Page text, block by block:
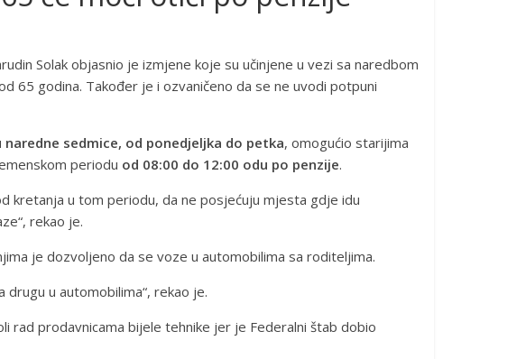
Solak objasnio je izmjene koje su učinjene u vezi sa naredbom
65 godina. Također je i ozvaničeno da se ne uvodi potpuni
sedmice, od ponedjeljka do petka, omogućio starijima
periodu od 08:00 do 12:00 odu po penzije.
kretanja u tom periodu, da ne posjećuju mjesta gdje idu
rekao je.
je dozvoljeno da se voze u automobilima sa roditeljima.
u automobilima“, rekao je.
rad prodavnicama bijele tehnike jer je Federalni štab dobio